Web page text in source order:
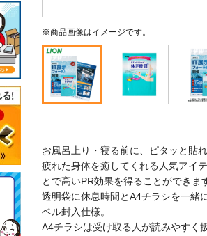
※商品画像はイメージです。
お風呂上り・寝る前に、ピタッと貼
疲れた身体を癒してくれる人気アイ
とで高いPR効果を得ることができま
透明袋に休息時間とA4チラシを一緒
ベル封入仕様。
A4チラシは受け取る人が読みやすく